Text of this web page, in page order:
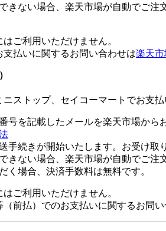
きない場合、楽天市場が自動でご注
ご利用いただけません。
払いに関するお問い合わせは楽天
ストップ、セイコーマートでお支払
号を記載したメールを楽天市場から
手続きが開始いたします。お受け取
きない場合、楽天市場が自動でご注
く場合、決済手数料は無料です。
ご利用いただけません。
前払）でのお支払いに関するお問い